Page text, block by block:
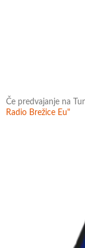
Če predvajanje na
Radio Brežice Eu"